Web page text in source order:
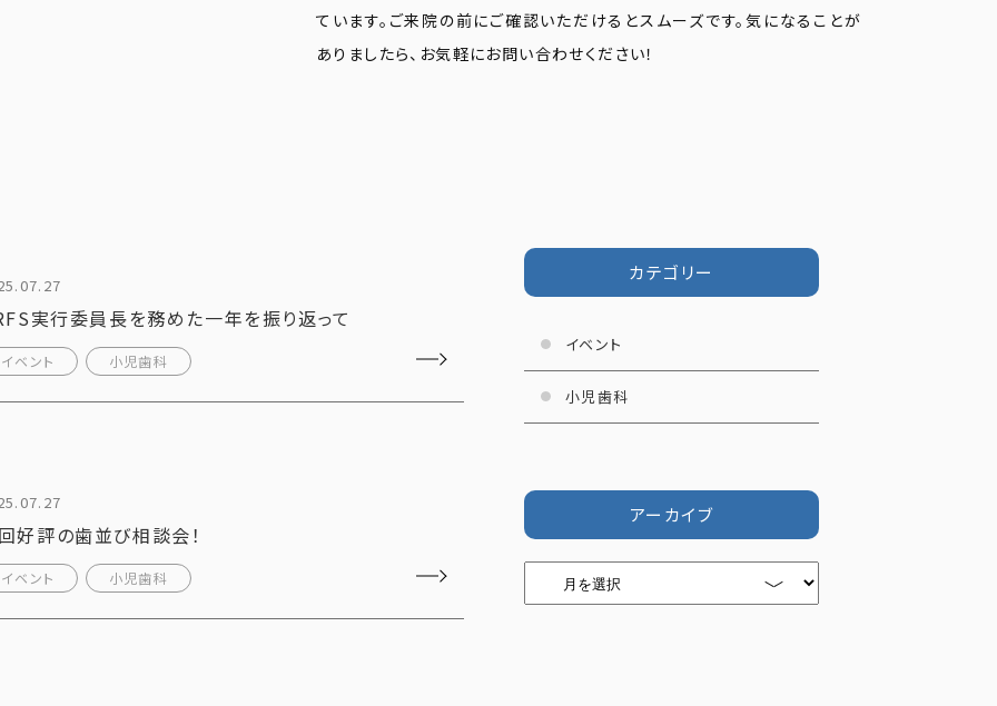
ています。ご来院の前にご確認いただけるとスムーズです。気になることが
ありましたら、お気軽にお問い合わせください！
実行委員長を務めた一年を振り返って
イベント 小児歯科
好評の歯並び相談会！
イベント 小児歯科
カテゴリー
イベント
小児歯科
アーカイブ